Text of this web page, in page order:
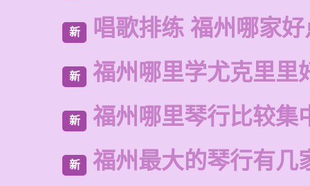
新 唱歌排练 福州哪家好
新 福州哪里学尤克里里
新 福州哪里琴行比较集
新 福州最大的琴行有几